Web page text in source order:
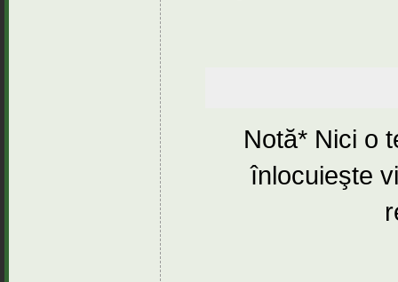
Notă* Nici o
înlocuieşte